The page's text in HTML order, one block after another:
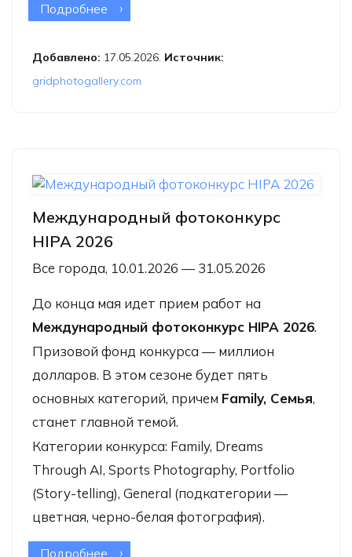
Подробнее о Фотоконкурс «Color 2026» от Grid
Добавлено: 17.05.2026. Источник:
gridphotogallery.com
Международный фотоконкурс
HIPA 2026
Все города, 10.01.2026 — 31.05.2026
До конца мая идет прием работ на
Международный фотоконкурс HIPA 2026.
Призовой фонд конкурса — миллион
долларов. В этом сезоне будет пять
основных категорий, причем Family, Семья,
станет главной темой.
Категории конкурса: Family, Dreams
Through AI, Sports Photography, Portfolio
(Story-telling), General (подкатегории —
цветная, черно-белая фотография).
Подробнее о Международный фотоконкурс